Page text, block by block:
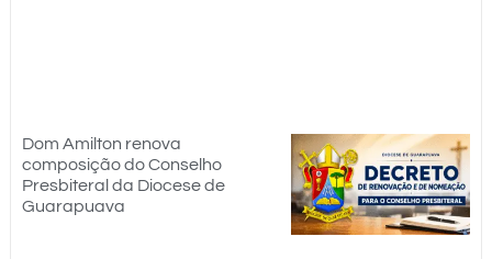
Dom Amilton renova
composição do Conselho
Presbiteral da Diocese de
Guarapuava